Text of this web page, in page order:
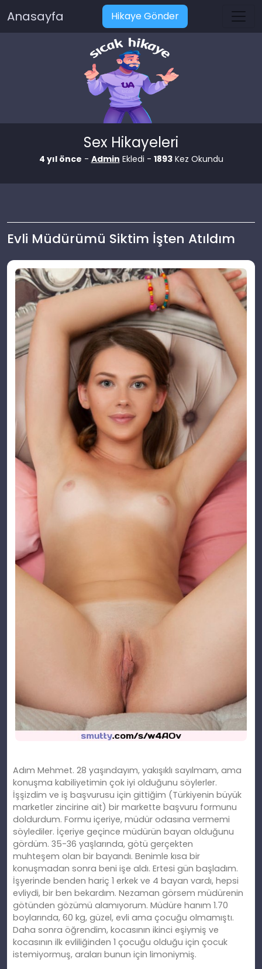
Anasayfa Hikaye Gönder
Sex Hikayeleri
4 yıl önce - Admin Ekledi - 1893Kez Okundu
Evli Müdürümü Siktim İşten Atıldım
Adım Mehmet. 28 yaşındayım, yakışıklı sayılmam, ama
konuşma kabiliyetimin çok iyi olduğunu söylerler.
İşşizdim ve iş başvurusu için gittiğim (Türkiyenin büyük
marketler zincirine ait) bir markette başvuru formunu
doldurdum. Formu içeriye, müdür odasına vermemi
söylediler. İçeriye geçince müdürün bayan olduğunu
gördüm. 35-36 yaşlarında, götü gerçekten
muhteşem olan bir bayandı. Benimle kısa bir
konuşmadan sonra beni işe aldı. Ertesi gün başladım.
İşyerinde benden hariç 1 erkek ve 4 bayan vardı, hepsi
evliydi, bir ben bekardım. Nezaman görsem müdürenin
götünden gözümü alamıyorum. Müdüre hanım 1.70
boylarında, 60 kg, güzel, evli ama çocuğu olmamıştı.
Daha sonra öğrendim, kocasının ikinci eşiymiş ve
kocasının ilk evliliğinden 1 çocuğu olduğu için çocuk
istemiyormuş, araları bunun için limoniymiş.